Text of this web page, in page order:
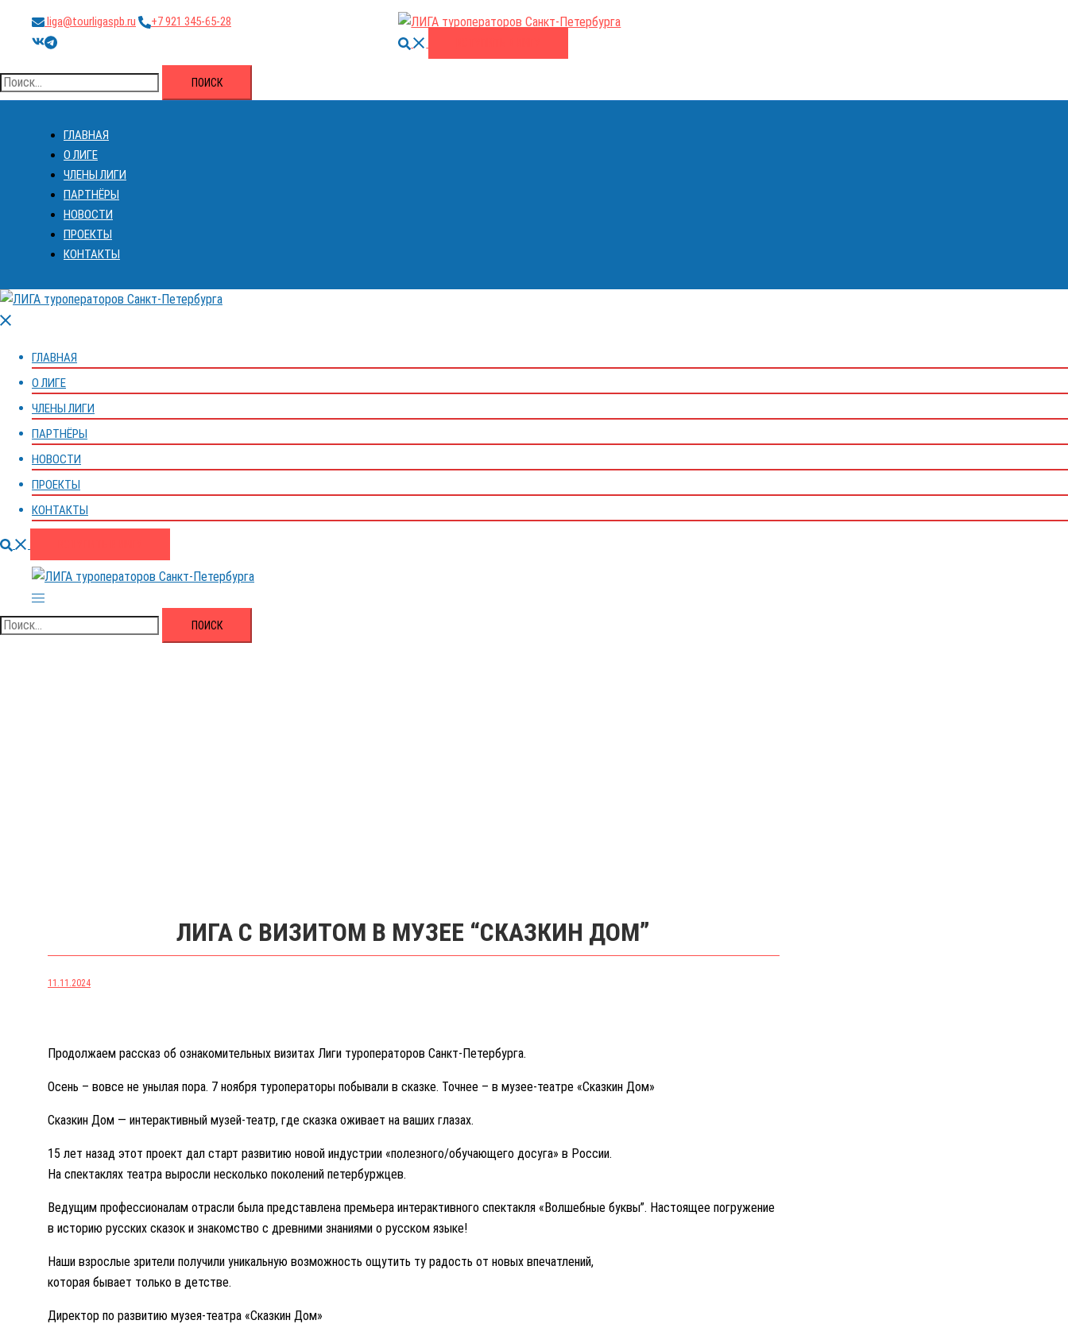
содержимому
liga@tourligaspb.ru
+7 921 345-65-28
https://vk.com/ligatourspb
https://t.me/tourligaspb Поиск
Найти:
ГЛАВНАЯ
О ЛИГЕ
ЧЛЕНЫ ЛИГИ
ПАРТНЁРЫ
НОВОСТИ
ПРОЕКТЫ
КОНТАКТЫ
Закрыть
ГЛАВНАЯ
О ЛИГЕ
ЧЛЕНЫ ЛИГИ
ПАРТНЁРЫ
НОВОСТИ
ПРОЕКТЫ
КОНТАКТЫ
Поиск
Переключатель
меню
Найти:
ЛИГА С ВИЗИТОМ В МУЗЕЕ “СКАЗКИН ДОМ”
11.11.2024
Продолжаем рассказ об ознакомительных визитах Лиги туроператоров Санкт-Петербурга.
Осень – вовсе не унылая пора. 7 ноября туроператоры побывали в сказке. Точнее – в музее-театре «Сказкин Дом»
Сказкин Дом — интерактивный музей-театр, где сказка оживает на ваших глазах.
15 лет назад этот проект дал старт развитию новой индустрии «полезного/обучающего досуга» в России.
На спектаклях театра выросли несколько поколений петербуржцев.
Ведущим профессионалам отрасли была представлена премьера интерактивного спектакля «Волшебные буквы”. Настоящее погружение
в историю русских сказок и знакомство с древними знаниями о русском языке!
Наши взрослые зрители получили уникальную возможность ощутить ту радость от новых впечатлений,
которая бывает только в детстве.
Директор по развитию музея-театра «Сказкин Дом»